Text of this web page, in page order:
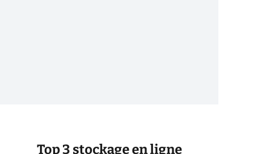
Top 3 stockage en ligne